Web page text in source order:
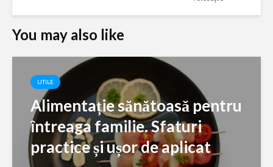
You may also like
UTILE
Alimentație sănătoasă pentru
întreaga familie. Sfaturi
practice și ușor de aplicat